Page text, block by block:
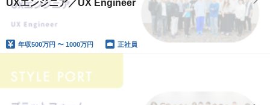
UXエンジニア／UX Engineer
年収500万円 〜 1000万円 正社員